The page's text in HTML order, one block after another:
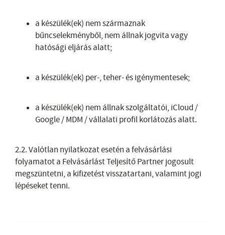
a készülék(ek) nem származnak
bűncselekményből, nem állnak jogvita vagy
hatósági eljárás alatt;
a készülék(ek) per-, teher- és igénymentesek;
a készülék(ek) nem állnak szolgáltatói, iCloud /
Google / MDM / vállalati profil korlátozás alatt.
2.2. Valótlan nyilatkozat esetén a felvásárlási
folyamatot a Felvásárlást Teljesítő Partner jogosult
megszüntetni, a kifizetést visszatartani, valamint jogi
lépéseket tenni.